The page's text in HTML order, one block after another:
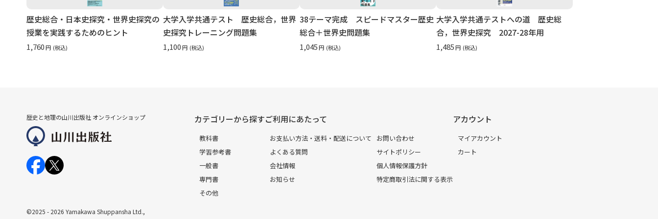
歴史総合・日本史探究・世界史探究の
授業を実践するためのヒント
1,760円 (税込)
大学入学共通テスト 歴史総合，世界
史探究トレーニング問題集
1,100円 (税込)
38テーマ完成 スピードマスター歴史
総合＋世界史問題集
1,045円 (税込)
大学入学共通テストへの道 歴史総
合，世界史探究 2027-28年用
1,485円 (税込)
歴史と地理の山川出版社 オンラインショップ カテゴリーから探す
教科書
学習参考書
一般書
専門書
その他
ご利用にあたって
お支払い方法・送料・配送について
よくある質問
会社情報
お知らせ
お問い合わせ
サイトポリシー
個人情報保護方針
特定商取引法に関する表示
アカウント
マイアカウント
カート
©2025 - 2026 Yamakawa Shuppansha Ltd.,